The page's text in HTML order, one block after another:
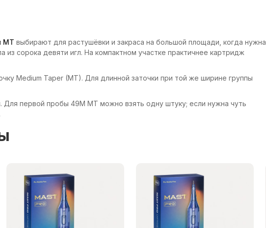
MT выбирают для растушёвки и закраса на большой площади, когда нужна
из сорока девяти игл. На компактном участке практичнее картридж
Medium Taper (MT). Для длинной заточки при той же ширине группы
первой пробы 49M MT можно взять одну штуку; если нужна чуть